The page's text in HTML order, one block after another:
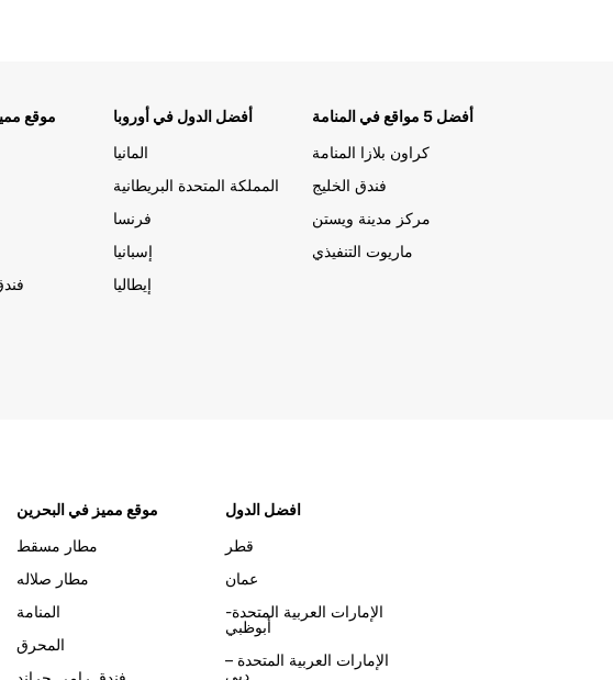
موقع
أفضل الدول في أوروبا
المانيا
المملكة المتحدة البريطانية
فرنسا
إسبانيا
إيطاليا
أفضل 5 مواقع في المنامة
كراون بلازا المنامة
فندق الخليج
مركز مدينة ويستن
ماريوت التنفيذي
موقع مميز في البحرين
مطار مسقط
مطار صلاله
المنامة
المحرق
افضل الدول
قطر
عمان
الإمارات العربية المتحدة-
أبوظبي
الإمارات العربية المتحدة –
دبي